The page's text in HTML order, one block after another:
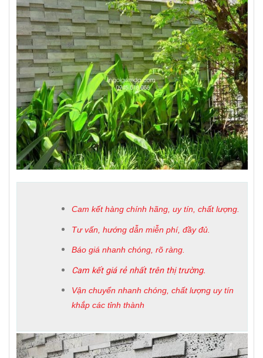
Cam kết hàng chính hãng, uy tín, chất lượng.
Tư vấn, hướng dẫn miễn phí, đầy đủ.
Báo giá nhanh chóng, rõ ràng.
Cam kết giá rẻ nhất trên thị trường.
Vận chuyển nhanh chóng, chất lượng uy tín
khắp các tỉnh thành